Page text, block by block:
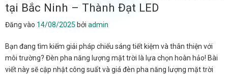
tại Bắc Ninh – Thành Đạt LED
Đăng vào 14/08/2025 bởi admin
Bạn đang tìm kiếm giải pháp chiếu sáng tiết kiệm và thân thiện với
môi trường? Đèn pha năng lượng mặt trời là lựa chọn hoàn hảo! Bài
viết này sẽ cập nhật công suất và giá đèn pha năng lượng mặt trời